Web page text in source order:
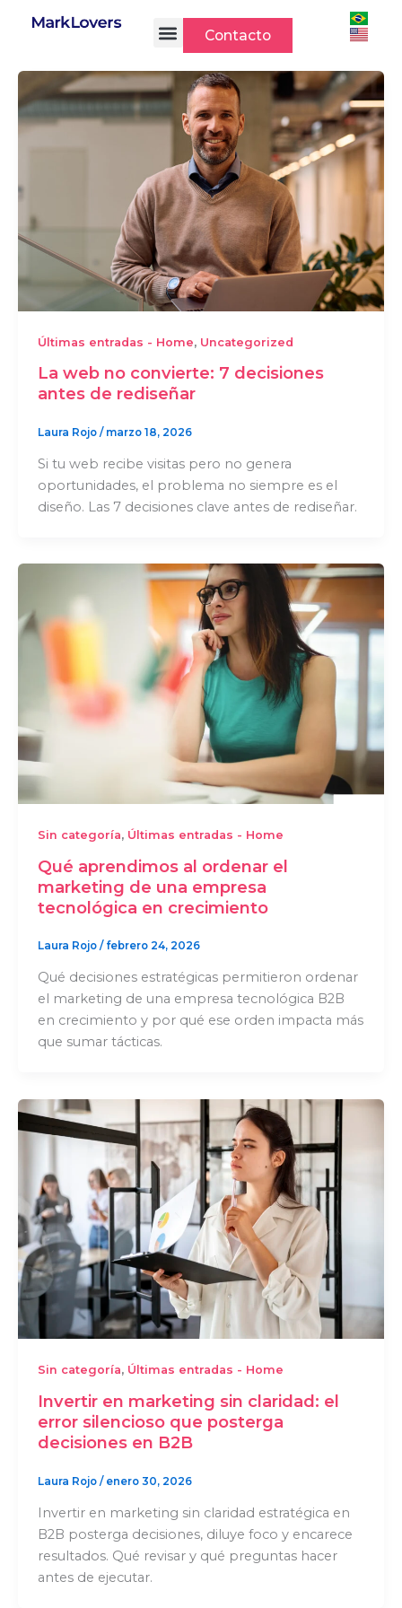
Contacto
Últimas entradas - Home, Uncategorized
La web no convierte: 7 decisiones
antes de rediseñar
Laura Rojo / marzo 18, 2026
Si tu web recibe visitas pero no genera
oportunidades, el problema no siempre es el
diseño. Las 7 decisiones clave antes de rediseñar.
Sin categoría, Últimas entradas - Home
Qué aprendimos al ordenar el
marketing de una empresa
tecnológica en crecimiento
Laura Rojo / febrero 24, 2026
Qué decisiones estratégicas permitieron ordenar
el marketing de una empresa tecnológica B2B
en crecimiento y por qué ese orden impacta más
que sumar tácticas.
Sin categoría, Últimas entradas - Home
Invertir en marketing sin claridad: el
error silencioso que posterga
decisiones en B2B
Laura Rojo / enero 30, 2026
Invertir en marketing sin claridad estratégica en
B2B posterga decisiones, diluye foco y encarece
resultados. Qué revisar y qué preguntas hacer
antes de ejecutar.